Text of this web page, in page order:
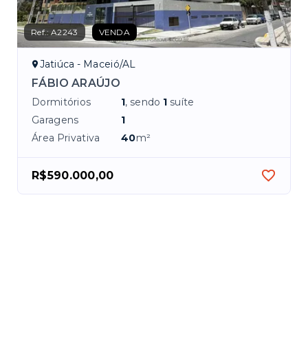
Ref.:A2243 VENDA
Jatiúca - Maceió/AL
FÁBIO ARAÚJO
Dormitórios 1, sendo 1 suíte
Garagens
1
Área Privativa
40m²
R$590.000,00